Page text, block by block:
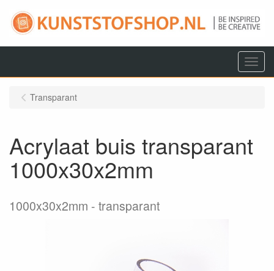
Menu
Transparant
Acrylaat buis transparant
1000x30x2mm
1000x30x2mm transparant